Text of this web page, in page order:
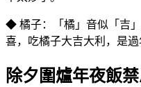
◆ 橘子：「橘」音似「吉
喜，吃橘子大吉大利，是過
除夕圍爐年夜飯